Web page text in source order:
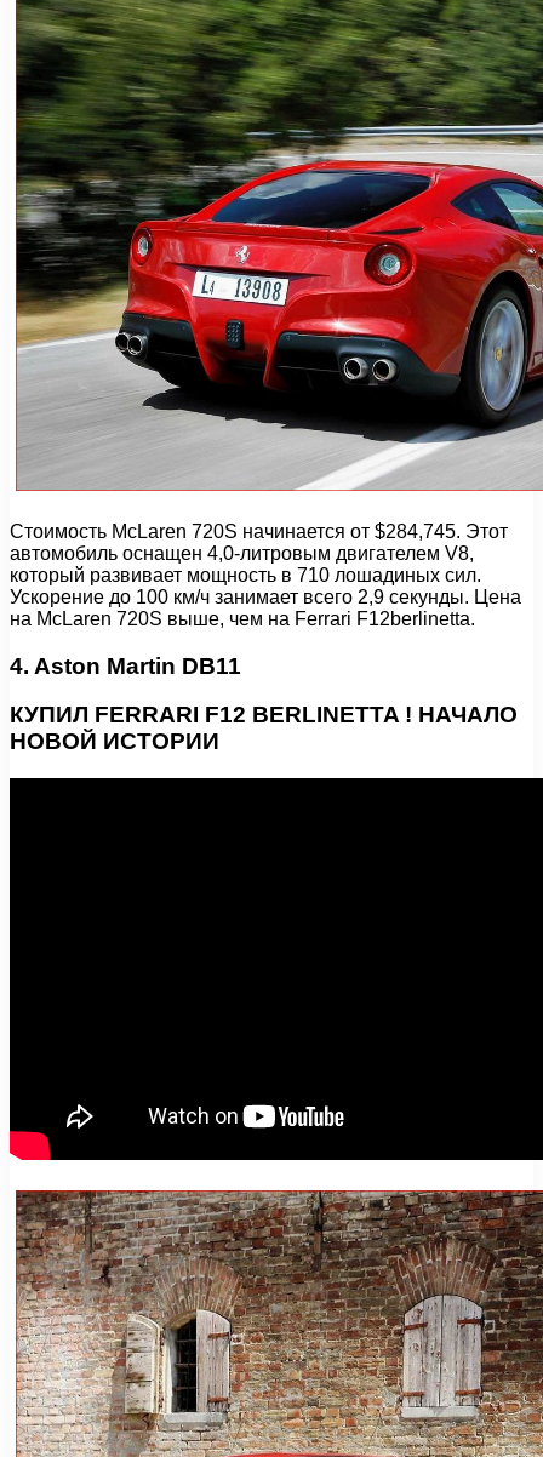
Стоимость McLaren 720S начинается от $284,745. Этот
автомобиль оснащен 4,0-литровым двигателем V8,
который развивает мощность в 710 лошадиных сил.
Ускорение до 100 км/ч занимает всего 2,9 секунды. Цена
на McLaren 720S выше, чем на Ferrari F12berlinetta.
4. Aston Martin DB11
КУПИЛ FERRARI F12 BERLINETTA ! НАЧАЛО
НОВОЙ ИСТОРИИ